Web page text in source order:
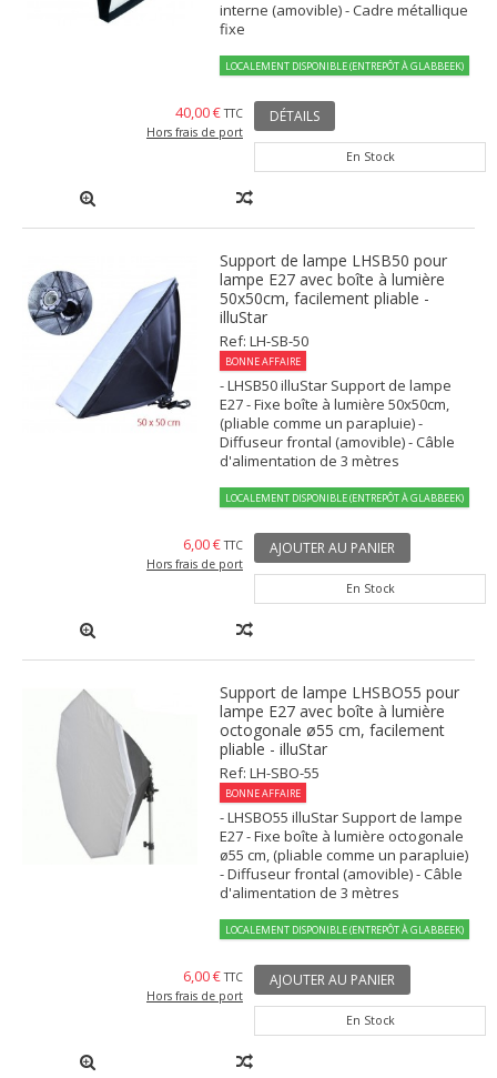
interne (amovible) - Cadre métallique
fixe
LOCALEMENT DISPONIBLE (ENTREPÔT À GLABBEEK)
40,00 € TTC
Hors frais de port
DÉTAILS
En Stock
Support de lampe LHSB50 pour
lampe E27 avec boîte à lumière
50x50cm, facilement pliable -
illuStar
Ref: LH-SB-50
BONNE AFFAIRE
- LHSB50 illuStar Support de lampe
E27 - Fixe boîte à lumière 50x50cm,
(pliable comme un parapluie) -
Diffuseur frontal (amovible) - Câble
d'alimentation de 3 mètres
LOCALEMENT DISPONIBLE (ENTREPÔT À GLABBEEK)
6,00 € TTC
Hors frais de port
AJOUTER AU PANIER
En Stock
Support de lampe LHSBO55 pour
lampe E27 avec boîte à lumière
octogonale ø55 cm, facilement
pliable - illuStar
Ref: LH-SBO-55
BONNE AFFAIRE
- LHSBO55 illuStar Support de lampe
E27 - Fixe boîte à lumière octogonale
ø55 cm, (pliable comme un parapluie)
- Diffuseur frontal (amovible) - Câble
d'alimentation de 3 mètres
LOCALEMENT DISPONIBLE (ENTREPÔT À GLABBEEK)
6,00 € TTC
Hors frais de port
AJOUTER AU PANIER
En Stock